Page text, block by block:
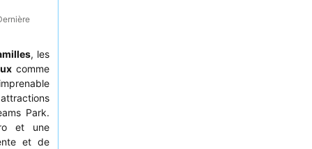
, les
comme
Park.
et une
et de